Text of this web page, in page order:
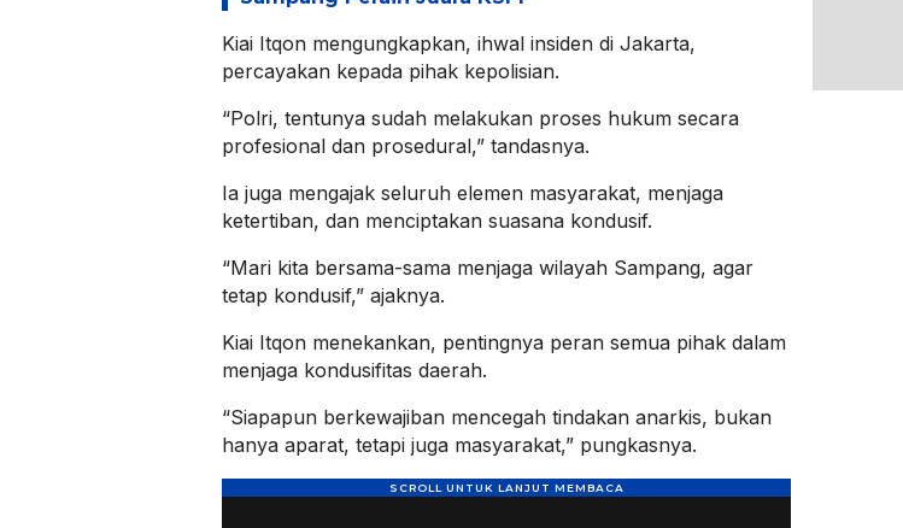
Kiai Itqon mengungkapkan, ihwal insiden di Jakarta,
percayakan kepada pihak kepolisian.
“Polri, tentunya sudah melakukan proses hukum secara
profesional dan prosedural,” tandasnya.
Ia juga mengajak seluruh elemen masyarakat, menjaga
ketertiban, dan menciptakan suasana kondusif.
“Mari kita bersama-sama menjaga wilayah Sampang, agar
tetap kondusif,” ajaknya.
Kiai Itqon menekankan, pentingnya peran semua pihak dalam
menjaga kondusifitas daerah.
“Siapapun berkewajiban mencegah tindakan anarkis, bukan
hanya aparat, tetapi juga masyarakat,” pungkasnya.